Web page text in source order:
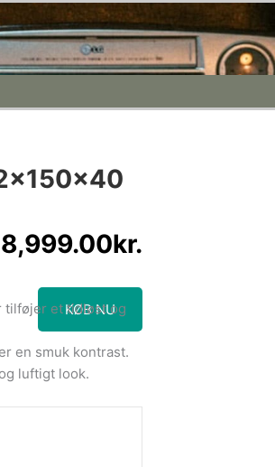
Den
oprindelige
var:
10,999.00kr..
8,999.00kr.
KØB NU
tilføjer et tidløst og
en smuk kontrast.
luftigt look.